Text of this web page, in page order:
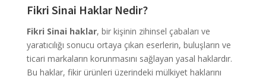
Fikri Sinai Haklar Nedir?
Fikri Sinai haklar, bir kişinin zihinsel çabaları ve
yaratıcılığı sonucu ortaya çıkan eserlerin, buluşların ve
ticari markaların korunmasını sağlayan yasal haklardır.
Bu haklar, fikir ürünleri üzerindeki mülkiyet haklarını